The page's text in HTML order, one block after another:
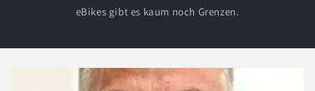
eBikes gibt es kaum noch Grenzen.